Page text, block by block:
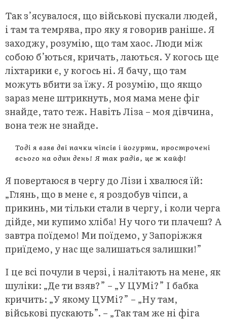
Так з’ясувалося, що військові пускали людей,
і там та темрява, про яку я говорив раніше. Я
заходжу, розумію, що там хаос. Люди між
собою б’ються, кричать, лаються. У когось ще
ліхтарики є, у когось ні. Я бачу, що там
можуть вбити за їжу. Я розумію, що якщо
зараз мене штрикнуть, моя мама мене фіг
знайде, тато теж. Навіть Ліза – моя дівчина,
вона теж не знайде.
Тоді я взяв дві пачки чіпсів і йогурти, прострочені
всього на один день! Я так радів, це ж кайф!
Я повертаюся в чергу до Лізи і хвалюся їй:
„Глянь, що в мене є, я роздобув чіпси, а
прикинь, ми тільки стали в чергу, і коли черга
дійде, ми купимо хліба! Ну чого ти плачеш? А
завтра поїдемо! Ми поїдемо, у Запоріжжя
приїдемо, у нас ще залишаться залишки!”
І це всі почули в черзі, і налітають на мене, як
шуліки: „Де ти взяв?” – „У ЦУМі?” І бабка
кричить: „У якому ЦУМі?” – „Ну там,
військові пускають”. – „Так там же ні фіга